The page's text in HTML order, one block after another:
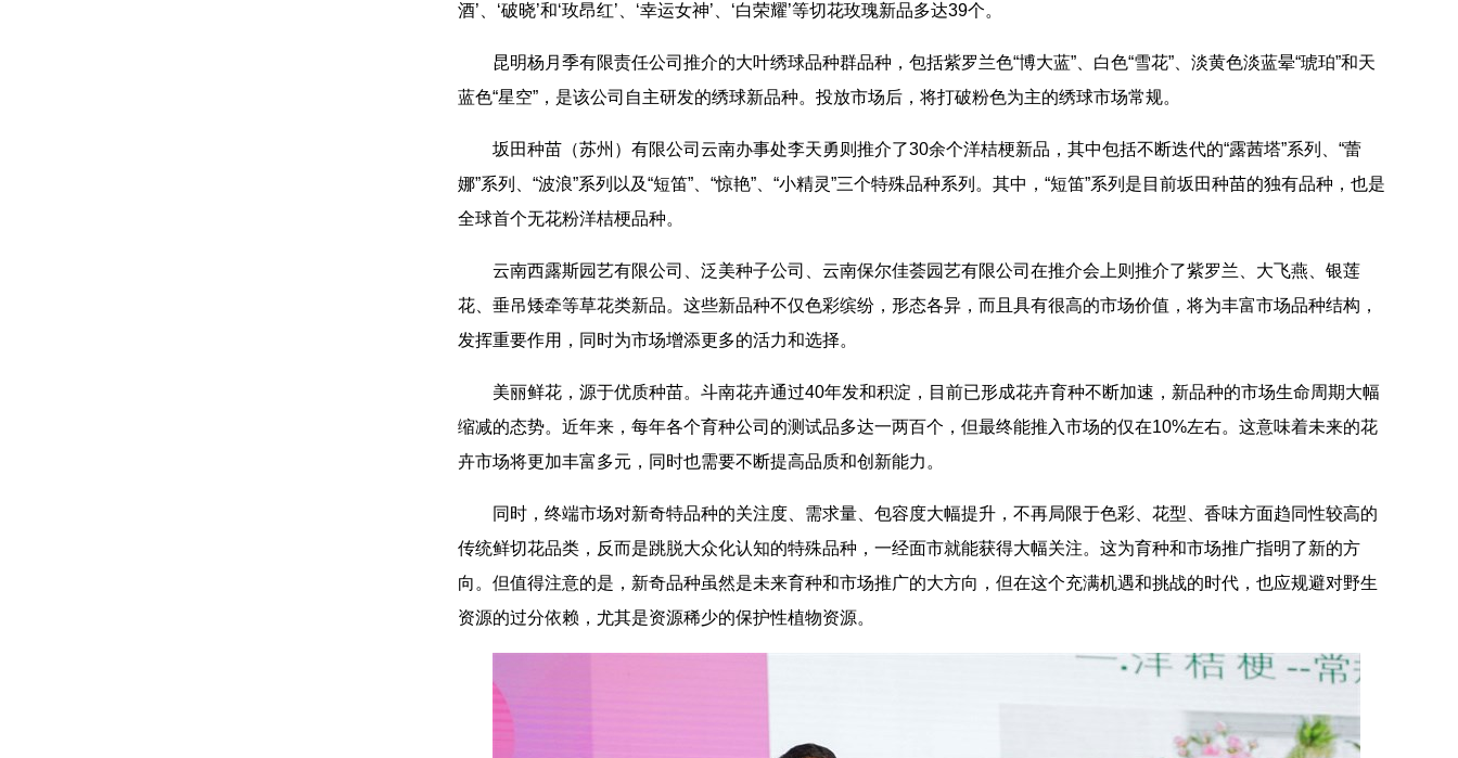
酒’、‘破晓’和‘玫昂红’、‘幸运女神’、‘白荣耀’等切花玫瑰新品多达39个。
昆明杨月季有限责任公司推介的大叶绣球品种群品种，包括紫罗兰色“博大蓝”、白色“雪花”、淡黄色淡蓝晕“琥珀”和天
蓝色“星空”，是该公司自主研发的绣球新品种。投放市场后，将打破粉色为主的绣球市场常规。
坂田种苗（苏州）有限公司云南办事处李天勇则推介了30余个洋桔梗新品，其中包括不断迭代的“露茜塔”系列、“蕾
娜”系列、“波浪”系列以及“短笛”、“惊艳”、“小精灵”三个特殊品种系列。其中，“短笛”系列是目前坂田种苗的独有品种，也是
全球首个无花粉洋桔梗品种。
云南西露斯园艺有限公司、泛美种子公司、云南保尔佳荟园艺有限公司在推介会上则推介了紫罗兰、大飞燕、银莲
花、垂吊矮牵等草花类新品。这些新品种不仅色彩缤纷，形态各异，而且具有很高的市场价值，将为丰富市场品种结构，
发挥重要作用，同时为市场增添更多的活力和选择。
美丽鲜花，源于优质种苗。斗南花卉通过40年发和积淀，目前已形成花卉育种不断加速，新品种的市场生命周期大幅
缩减的态势。近年来，每年各个育种公司的测试品多达一两百个，但最终能推入市场的仅在10%左右。这意味着未来的花
卉市场将更加丰富多元，同时也需要不断提高品质和创新能力。
同时，终端市场对新奇特品种的关注度、需求量、包容度大幅提升，不再局限于色彩、花型、香味方面趋同性较高的
传统鲜切花品类，反而是跳脱大众化认知的特殊品种，一经面市就能获得大幅关注。这为育种和市场推广指明了新的方
向。但值得注意的是，新奇品种虽然是未来育种和市场推广的大方向，但在这个充满机遇和挑战的时代，也应规避对野生
资源的过分依赖，尤其是资源稀少的保护性植物资源。